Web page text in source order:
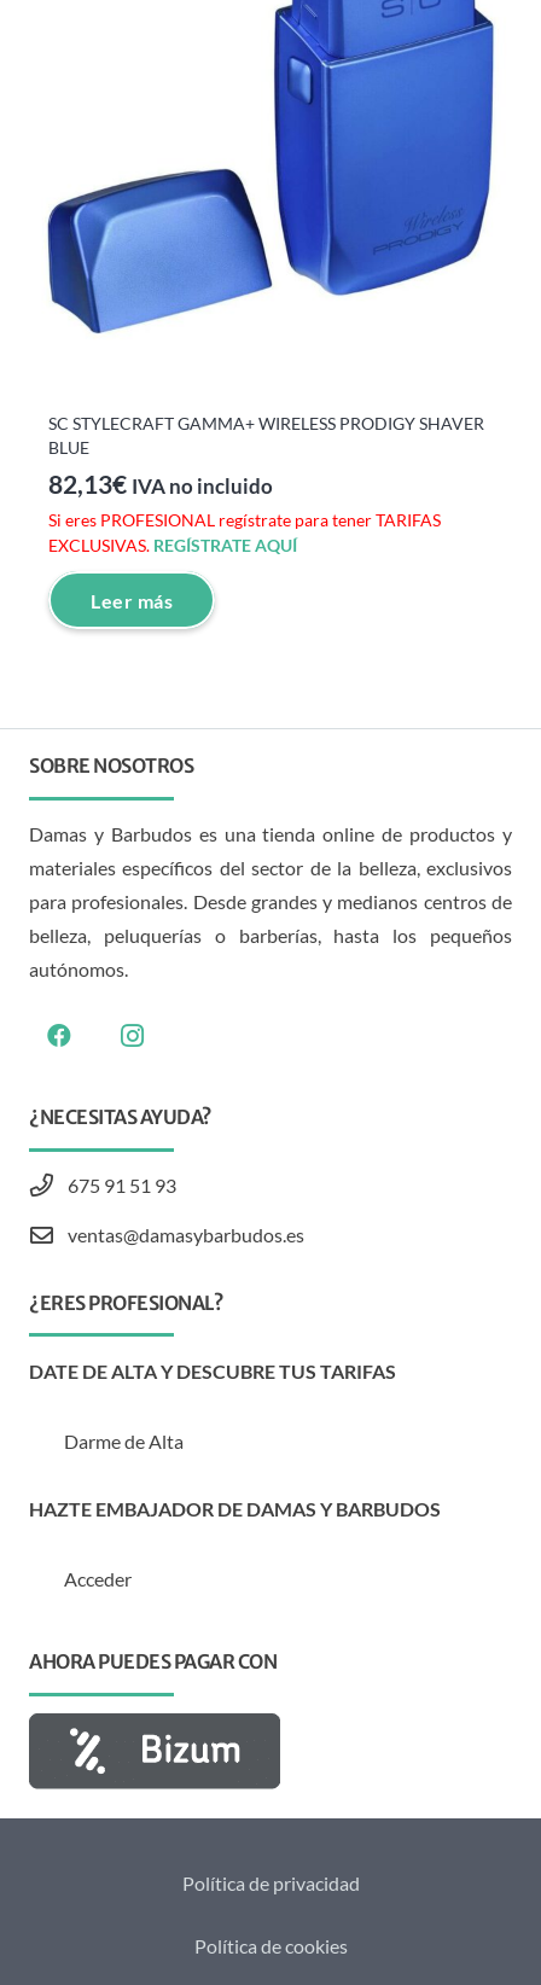
SC STYLECRAFT GAMMA+ WIRELESS PRODIGY SHAVER
BLUE
82,13€ IVA no incluido
Si eres PROFESIONAL regístrate para tener TARIFAS
EXCLUSIVAS. REGÍSTRATE AQUÍ
Leer más
SOBRE NOSOTROS
Damas y Barbudos es una tienda online de productos y
materiales específicos del sector de la belleza, exclusivos
para profesionales. Desde grandes y medianos centros de
belleza, peluquerías o barberías, hasta los pequeños
autónomos.
¿NECESITAS AYUDA?
675 91 51 93
ventas@damasybarbudos.es
¿ERES PROFESIONAL?
DATE DE ALTA Y DESCUBRE TUS TARIFAS
Darme de Alta
HAZTE EMBAJADOR DE DAMAS Y BARBUDOS
Acceder
AHORA PUEDES PAGAR CON
Política de privacidad
Política de cookies